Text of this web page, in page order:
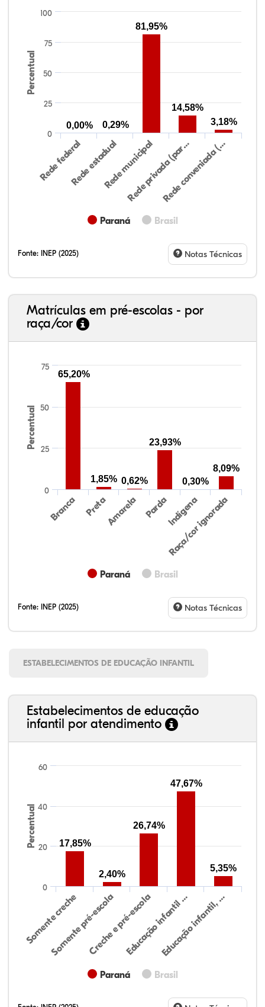
Percentual
Paraná Brasil
Rede federalRede estadualRede municipal
Rede privada (par…Rede conveniada (…
0
100
25
50
75
0,00% 0,29%
81,95%
14,58%
3,18%
Fonte: INEP (2025) Notas Técnicas
Matrículas em pré-escolas - por
raça/cor
Percentual
Paraná Brasil
Branca PretaAmarela PardaIndígena
Raça/cor ignorada
0
25
50
75
65,20%
1,85% 0,62%
23,93%
0,30%
8,09%
Fonte: INEP (2025) Notas Técnicas
ESTABELECIMENTOS DE EDUCAÇÃO INFANTIL
Estabelecimentos de educação
infantil por atendimento
Percentual
Paraná Brasil
Somente creche
Somente pré-escolaCreche e pré-escolaEducação infantil …Educação infantil, …
0
20
40
60
17,85%
2,40%
26,74%
47,67%
5,35%